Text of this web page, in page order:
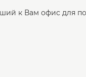
к Вам офис для